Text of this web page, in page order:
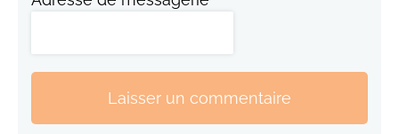
Laisser un commentaire